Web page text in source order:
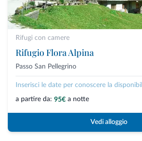
Rifugi con camere
Rifugio Flora Alpina
Passo San Pellegrino
Inserisci le date per conoscere la
a partire da: 95€ a notte
Vedi alloggio